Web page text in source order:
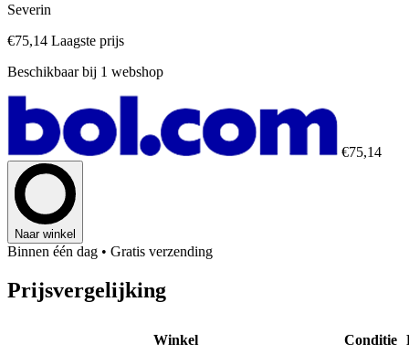
Severin
€75,14 Laagste prijs
Beschikbaar bij 1 webshop
€75,14
Naar winkel
Binnen één dag • Gratis verzending
Prijsvergelijking
Winkel Conditie